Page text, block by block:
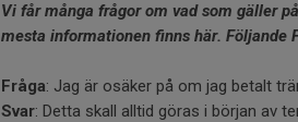
Vi får många frågor om vad som gäller
mesta informationen finns här. Följande
Fråga: Jag är osäker på om jag betalt
Svar: Detta skall alltid göras i början av